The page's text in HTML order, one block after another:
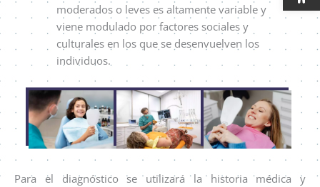
moderados o leves es altamente variable y
viene modulado por factores sociales y
culturales en los que se desenvuelven los
individuos.
Para el diagnóstico se utilizará la historia médica y